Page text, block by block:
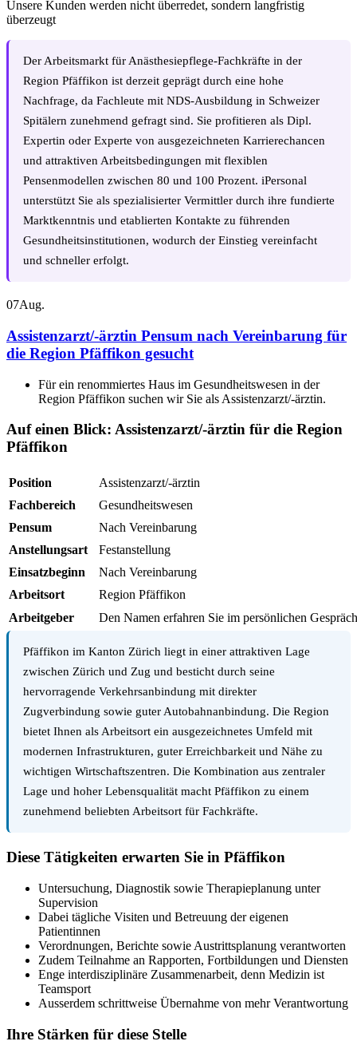
Unsere Kunden werden nicht überredet, sondern langfristig
überzeugt
Der Arbeitsmarkt für Anästhesiepflege-Fachkräfte in der
Region Pfäffikon ist derzeit geprägt durch eine hohe
Nachfrage, da Fachleute mit NDS-Ausbildung in Schweizer
Spitälern zunehmend gefragt sind. Sie profitieren als Dipl.
Expertin oder Experte von ausgezeichneten Karrierechancen
und attraktiven Arbeitsbedingungen mit flexiblen
Pensenmodellen zwischen 80 und 100 Prozent. iPersonal
unterstützt Sie als spezialisierter Vermittler durch ihre fundierte
Marktkenntnis und etablierten Kontakte zu führenden
Gesundheitsinstitutionen, wodurch der Einstieg vereinfacht
und schneller erfolgt.
07Aug.
Assistenzarzt/-ärztin Pensum nach Vereinbarung für
die Region Pfäffikon gesucht
Für ein renommiertes Haus im Gesundheitswesen in der
Region Pfäffikon suchen wir Sie als Assistenzarzt/-ärztin.
Auf einen Blick: Assistenzarzt/-ärztin für die Region
Pfäffikon
Position
Assistenzarzt/-ärztin
Fachbereich
Gesundheitswesen
Pensum
Nach Vereinbarung
Anstellungsart
Festanstellung
Einsatzbeginn
Nach Vereinbarung
Arbeitsort
Region Pfäffikon
Arbeitgeber
Den Namen erfahren Sie im persönlichen Gespräch
Pfäffikon im Kanton Zürich liegt in einer attraktiven Lage
zwischen Zürich und Zug und besticht durch seine
hervorragende Verkehrsanbindung mit direkter
Zugverbindung sowie guter Autobahnanbindung. Die Region
bietet Ihnen als Arbeitsort ein ausgezeichnetes Umfeld mit
modernen Infrastrukturen, guter Erreichbarkeit und Nähe zu
wichtigen Wirtschaftszentren. Die Kombination aus zentraler
Lage und hoher Lebensqualität macht Pfäffikon zu einem
zunehmend beliebten Arbeitsort für Fachkräfte.
Diese Tätigkeiten erwarten Sie in Pfäffikon
Untersuchung, Diagnostik sowie Therapieplanung unter
Supervision
Dabei tägliche Visiten und Betreuung der eigenen
Patientinnen
Verordnungen, Berichte sowie Austrittsplanung verantworten
Zudem Teilnahme an Rapporten, Fortbildungen und Diensten
Enge interdisziplinäre Zusammenarbeit, denn Medizin ist
Teamsport
Ausserdem schrittweise Übernahme von mehr Verantwortung
Ihre Stärken für diese Stelle